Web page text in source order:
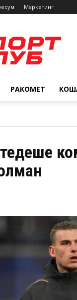
Маркетинг
РАКОМЕТ